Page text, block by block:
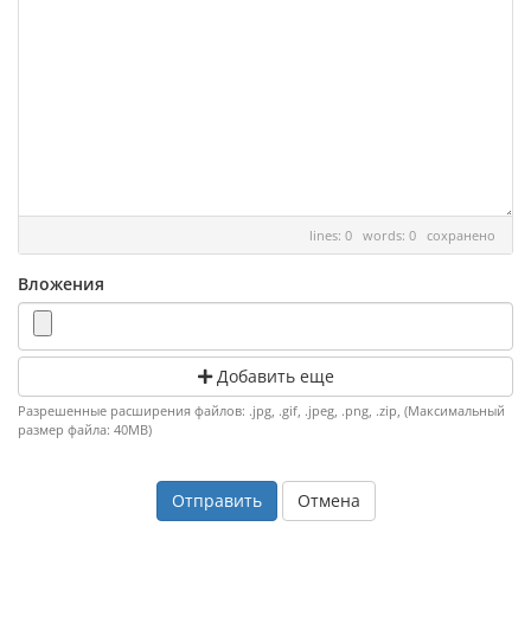
lines: 0 words: 0 сохранено
Вложения
Добавить еще
Разрешенные расширения файлов: .jpg, .gif, .jpeg, .png, .zip, (Максимальный
размер файла: 40MB)
Отмена